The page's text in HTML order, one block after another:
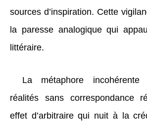
sources d’inspiration. Cette
la paresse analogique qui
littéraire.
La métaphore incohérente
réalités sans correspondance
effet d’arbitraire qui nuit à la